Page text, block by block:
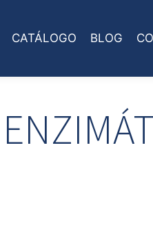
CATÁLOGO BLOG